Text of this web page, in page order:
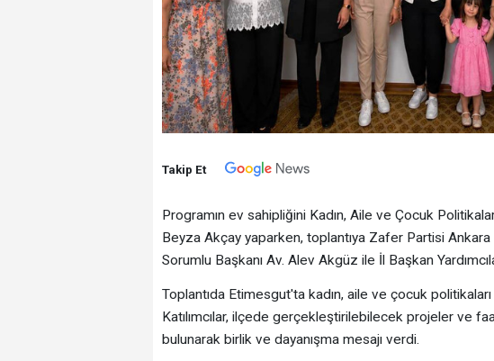
Takip Et
Programın ev sahipliğini Kadın, Aile ve Çocuk
Beyza Akçay yaparken, toplantıya Zafer Partisi Ankara
Sorumlu Başkanı Av. Alev Akgüz ile İl Başkan
Toplantıda Etimesgut'ta kadın, aile ve çocuk politikaları
Katılımcılar, ilçede gerçekleştirilebilecek projeler ve
bulunarak birlik ve dayanışma mesajı verdi.